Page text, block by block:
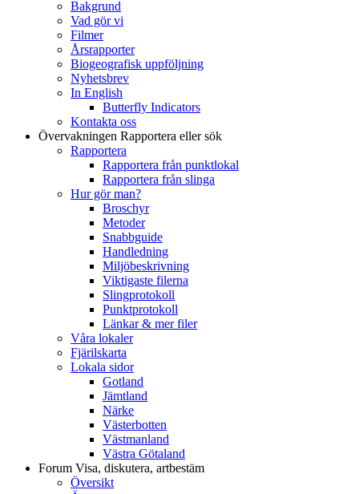
Bakgrund
Vad gör vi
Filmer
Årsrapporter
Biogeografisk uppföljning
Nyhetsbrev
In English
Butterfly Indicators
Kontakta oss
Övervakningen Rapportera eller sök
Rapportera
Rapportera från punktlokal
Rapportera från slinga
Hur gör man?
Broschyr
Metoder
Snabbguide
Handledning
Miljöbeskrivning
Viktigaste filerna
Slingprotokoll
Punktprotokoll
Länkar & mer filer
Våra lokaler
Fjärilskarta
Lokala sidor
Gotland
Jämtland
Närke
Västerbotten
Västmanland
Västra Götaland
Forum Visa, diskutera, artbestäm
Översikt